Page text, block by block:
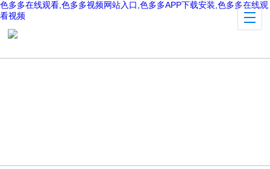
色多多在线观看,色多多视频网站入口,色多多APP下载安装,色多多在线观
看视频